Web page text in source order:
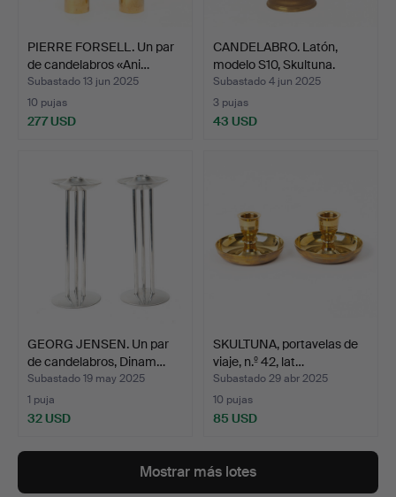
PIERRE FORSELL. Un par
de candelabros «Ani…
Subastado 13 jun 2025
10 pujas
277 USD
CANDELABRO. Latón,
modelo S10, Skultuna.
Subastado 4 jun 2025
3 pujas
43 USD
GEORG JENSEN. Un par
de candelabros, Dinam…
Subastado 19 may 2025
1 puja
32 USD
SKULTUNA, portavelas de
viaje, n.º 42, lat…
Subastado 29 abr 2025
10 pujas
85 USD
Mostrar más lotes